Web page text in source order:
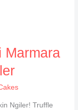
Marmara
Ngiler! Truffle